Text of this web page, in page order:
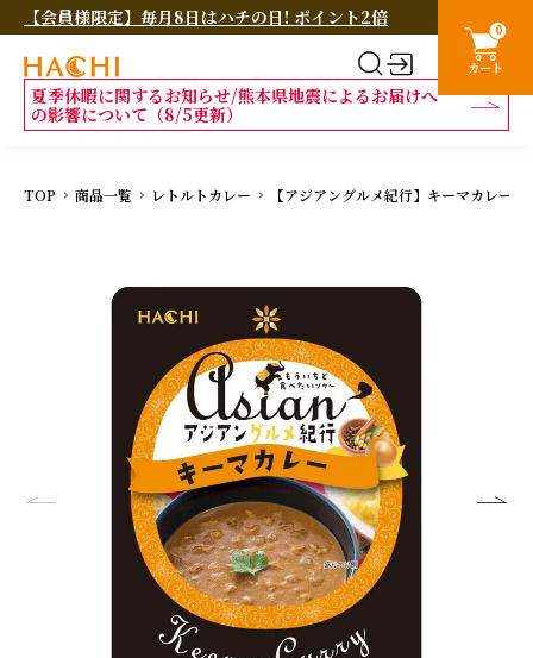
【会員様限定】毎月8日はハチの日! ポイント2倍
夏季休暇に関するお知らせ/熊本県地震によるお届けへ
の影響について（8/5更新）
0
カート
TOP 商品一覧 レトルトカレー 【アジアングルメ紀行】キーマカレー